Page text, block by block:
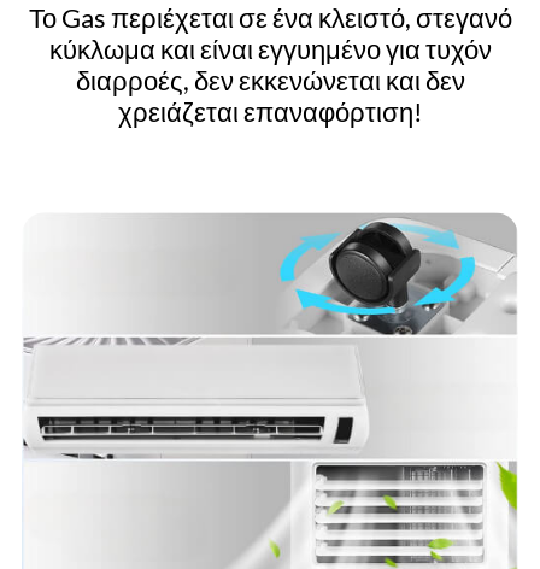
Το Gas περιέχεται σε ένα κλειστό, στεγανό
κύκλωμα και είναι εγγυημένο για τυχόν
διαρροές, δεν εκκενώνεται και δεν
χρειάζεται επαναφόρτιση!